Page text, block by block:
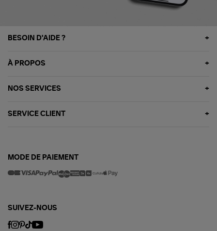
BESOIN D'AIDE ?
À PROPOS
NOS SERVICES
SERVICE CLIENT
MODE DE PAIEMENT
SUIVEZ-NOUS